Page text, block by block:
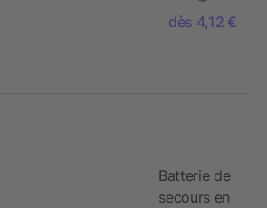
en 1 60W
en
dès 4,12 €
Batterie de
secours en